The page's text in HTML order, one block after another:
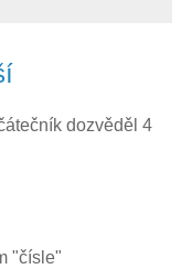
dozvěděl 4
"čísle"